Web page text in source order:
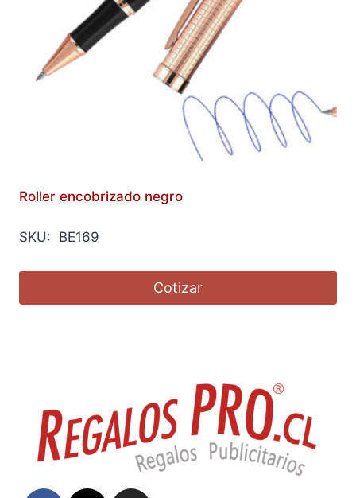
Roller encobrizado negro
SKU: BE169
Cotizar